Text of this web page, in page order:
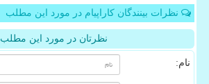
نظرات بینندگان کاراپیام در مورد این مطلب
نظرتان در مورد این مطلب
نام: